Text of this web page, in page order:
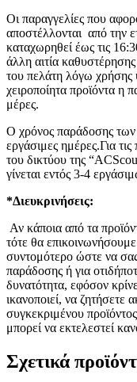
Οι παραγγελίες που
αποστέλλονται από την
καταχωρηθεί έως τις
άλλη αιτία
του πελάτη λόγω χρήσης
χειροποίητα προϊόντα η
μέρες.
Ο χρόνος παράδοσης
εργάσιμες ημέρες.Για
του δικτύου της
γίνεται εντός 3-4
*Διευκρινήσεις:
Αν κάποια από τα
τότε θα
συντομότερο ώστε να
παράδοσης ή για
δυνατότητα, εφόσον
ικανοποιεί, να ζητήσετε
συγκεκριμένου
μπορεί να εκτελεστεί
Σχετικά